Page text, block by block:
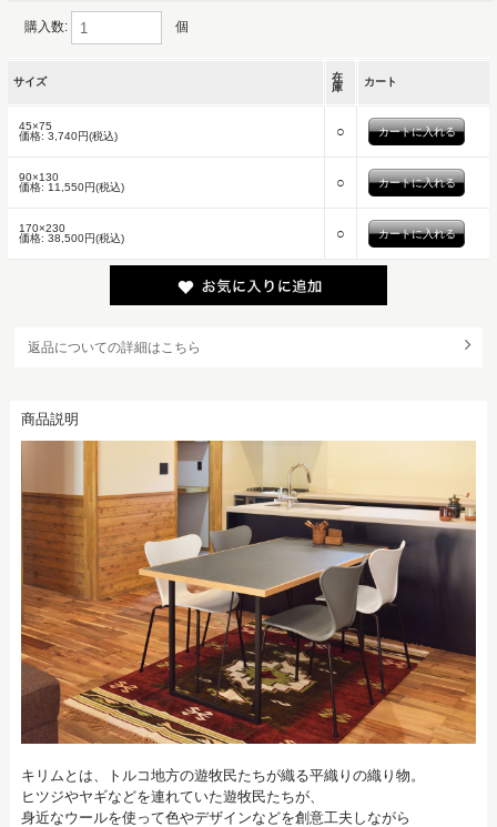
購入数: 個
サイズ
在
庫
カート
45×75
価格: 3,740円(税込) ○
90×130
価格: 11,550円(税込) ○
170×230
価格: 38,500円(税込) ○
返品についての詳細はこちら
商品説明
キリムとは、トルコ地方の遊牧民たちが織る平織りの織り物。
ヒツジやヤギなどを連れていた遊牧民たちが、
身近なウールを使って色やデザインなどを創意工夫しながら